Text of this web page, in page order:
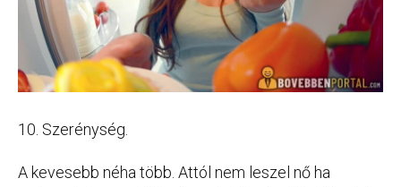
10. Szerénység.
A kevesebb néha több. Attól nem leszel nő ha